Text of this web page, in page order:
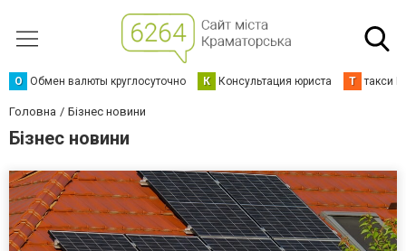
О Обмен валюты круглосуточно К Консультация юриста Т такси
Головна Бізнес новини
Бізнес новини